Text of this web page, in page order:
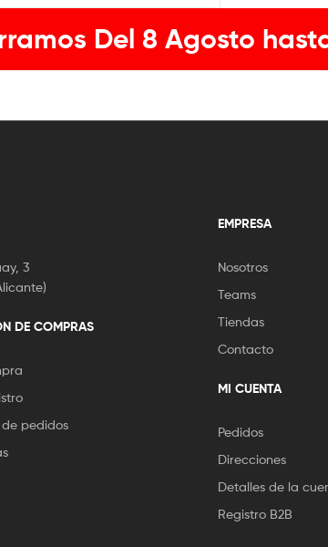
Del 8 Agosto
3
DE COMPRAS
pedidos
EMPRESA
Nosotros
Teams
Tiendas
Contacto
MI CUENTA
Pedidos
Direcciones
Detalles de la
Registro B2B